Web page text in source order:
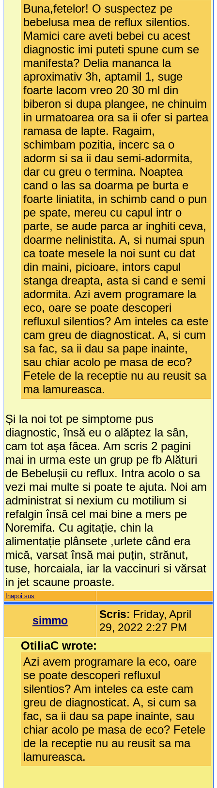
Buna,fetelor! O suspectez pe
bebelusa mea de reflux silentios.
Mamici care aveti bebei cu acest
diagnostic imi puteti spune cum se
manifesta? Delia mananca la
aproximativ 3h, aptamil 1, suge
foarte lacom vreo 20 30 ml din
biberon si dupa plangee, ne chinuim
in urmatoarea ora sa ii ofer si partea
ramasa de lapte. Ragaim,
schimbam pozitia, incerc sa o
adorm si sa ii dau semi-adormita,
dar cu greu o termina. Noaptea
cand o las sa doarma pe burta e
foarte liniatita, in schimb cand o pun
pe spate, mereu cu capul intr o
parte, se aude parca ar inghiti ceva,
doarme nelinistita. A, si numai spun
ca toate mesele la noi sunt cu dat
din maini, picioare, intors capul
stanga dreapta, asta si cand e semi
adormita. Azi avem programare la
eco, oare se poate descoperi
refluxul silentios? Am inteles ca este
cam greu de diagnosticat. A, si cum
sa fac, sa ii dau sa pape inainte,
sau chiar acolo pe masa de eco?
Fetele de la receptie nu au reusit sa
ma lamureasca.
Și la noi tot pe simptome pus
diagnostic, însă eu o alăptez la sân,
cam tot așa făcea. Am scris 2 pagini
mai in urma este un grup pe fb Alături
de Bebelușii cu reflux. Intra acolo o sa
vezi mai multe si poate te ajuta. Noi am
administrat si nexium cu motilium si
refalgin însă cel mai bine a mers pe
Noremifa. Cu agitație, chin la
alimentație plânsete ,urlete când era
mică, varsat însă mai puțin, strănut,
tuse, horcaiala, iar la vaccinuri si vărsat
in jet scaune proaste.
Inapoi sus
simmo Scris: Friday, April
29, 2022 2:27 PM
OtiliaC wrote:
Azi avem programare la eco, oare
se poate descoperi refluxul
silentios? Am inteles ca este cam
greu de diagnosticat. A, si cum sa
fac, sa ii dau sa pape inainte, sau
chiar acolo pe masa de eco? Fetele
de la receptie nu au reusit sa ma
lamureasca.